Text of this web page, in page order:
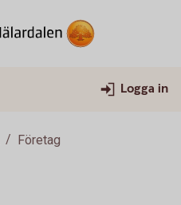
Logga in
Företag